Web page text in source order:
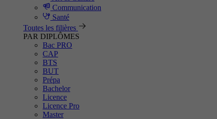
Communication
Santé
Toutes les filières
PAR DIPLÔMES
Bac PRO
CAP
BTS
BUT
Prépa
Bachelor
Licence
Licence Pro
Master